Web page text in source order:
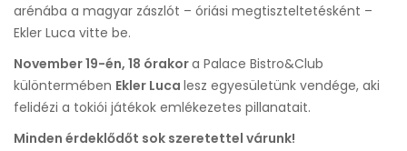
arénába a magyar zászlót – óriási megtiszteltetésként –
Ekler Luca vitte be.
November 19-én, 18 órakora Palace Bistro&Club
különtermében Ekler Luca lesz egyesületünk vendége, aki
felidézi a tokiói játékok emlékezetes pillanatait.
Minden érdeklődőt sok szeretettel várunk!